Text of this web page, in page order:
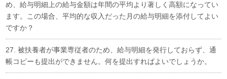
め、給与明細上の給与金額は年間の平均より著しく高額になってい
ます。この場合、平均的な収入だった月の給与明細を添付してよい
ですか？
27. 被扶養者が事業専従者のため、給与明細を発行しておらず、通
帳コピーも提出ができません。何を提出すればよいでしょうか。